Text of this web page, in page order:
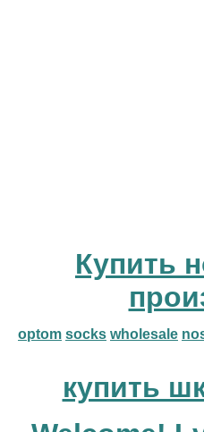
Купить
optom socks wholesale
купить